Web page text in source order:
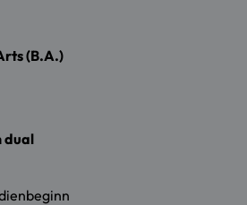
(B.A.)
dual